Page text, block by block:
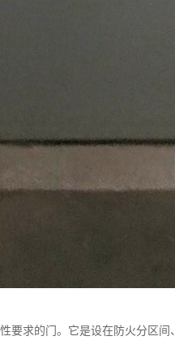
要求的门。它是设在防火分区